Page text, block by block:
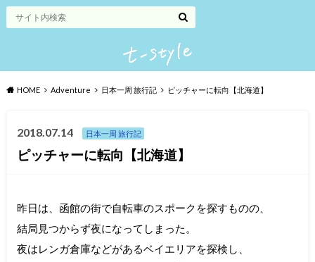
HOME Adventure 日本一周 旅行記 ピッチャーに転向【北海道】
2018.07.14 日本一周 旅行記
ピッチャーに転向【北海道】
昨日は、函館の街で自転車のスポークを探すものの、
結局見つからず夜になってしまった。
夜はレンガ倉庫などがあるベイエリアを探検し、